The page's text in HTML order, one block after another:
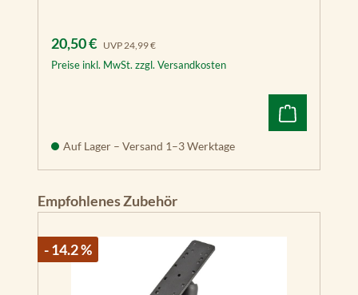
Verkaufspreis:
20,50 € UVP 24,99 €
Preise inkl. MwSt. zzgl. Versandkosten
Auf Lager – Versand 1–3 Werktage
Produktgalerie überspringen
Empfohlenes Zubehör
- 14.2 %